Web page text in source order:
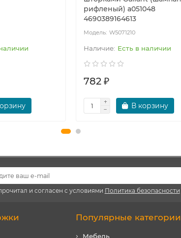
рифленый) a051048
4690389164613
W5071210
Есть в наличии
782 ₽
В корзину
и согласен с условиями Политика безопасности
Популярные категории
Мебель